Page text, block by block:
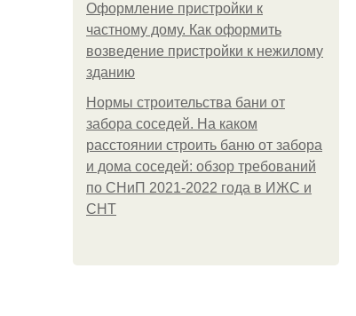
Оформление пристройки к
частному дому. Как оформить
возведение пристройки к нежилому
зданию
Нормы строительства бани от
забора соседей. На каком
расстоянии строить баню от забора
и дома соседей: обзор требований
по СНиП 2021-2022 года в ИЖС и
СНТ